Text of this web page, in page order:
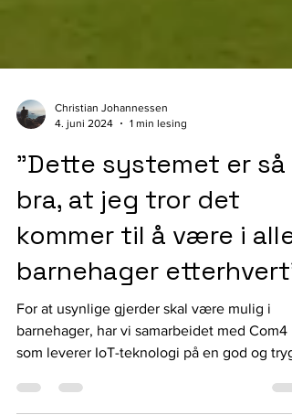
Christian Johannessen
"Dette systemet er så
bra, at jeg tror det
kommer til å være i alle
barnehager etterhvert"
For at usynlige gjerder skal være mulig i
barnehager, har vi samarbeidet med Com4